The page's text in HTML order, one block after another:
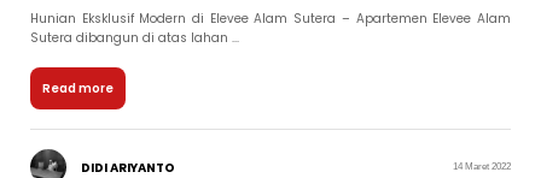
Hunian Eksklusif Modern di Elevee Alam Sutera – Apartemen Elevee Alam
Sutera dibangun di atas lahan ...
Read more
DIDI ARIYANTO 14 Maret 2022